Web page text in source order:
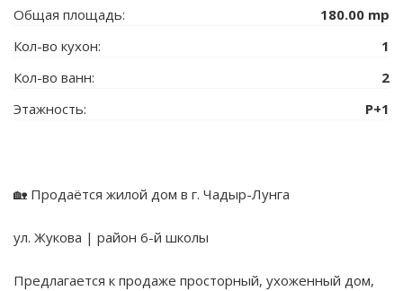
Общая площадь:
180.00 mp
Кол-во кухон:
1
Кол-во ванн:
2
Этажность:
P+1
🏡 Продаётся жилой дом в г. Чадыр-Лунга
ул. Жукова | район 6-й школы
Предлагается к продаже просторный, ухоженный дом,